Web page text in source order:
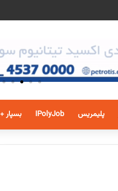
پلیمریس IPolyJob بسپار +